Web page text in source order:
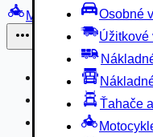
Osobné
Úžitkové
Ťahače
Motocykle
Náhradné diely
Autobusy
Vodné/Snežné